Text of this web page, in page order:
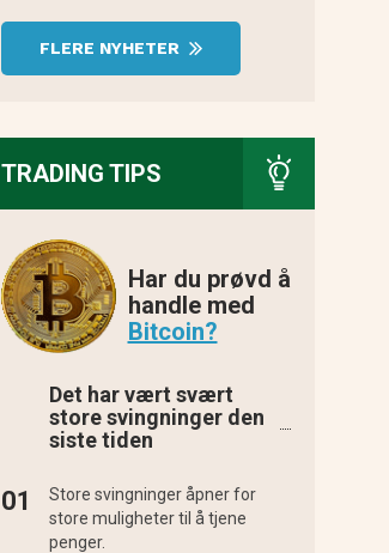
FLERE NYHETER
TRADING TIPS
Har du prøvd å
handle med
Bitcoin?
Det har vært svært
store svingninger den
siste tiden
Store svingninger åpner for
store muligheter til å tjene
penger.